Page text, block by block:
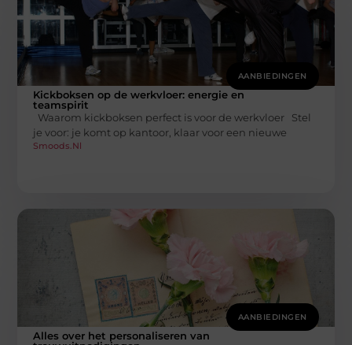
AANBIEDINGEN
Kickboksen op de werkvloer: energie en
teamspirit
Waarom kickboksen perfect is voor de werkvloer Stel
je voor: je komt op kantoor, klaar voor een nieuwe
Smoods.nl
AANBIEDINGEN
Alles over het personaliseren van